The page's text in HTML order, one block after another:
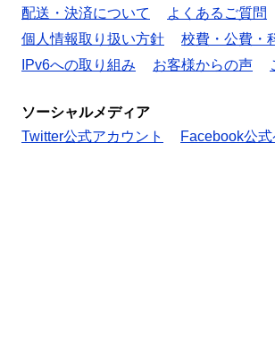
配送・決済について
よくあるご質問
個人情報取り扱い方針
校費・公費・
IPv6への取り組み
お客様からの声
ソーシャルメディア
Twitter公式アカウント
Facebook公